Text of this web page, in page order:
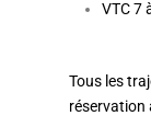
VTC 7
Tous les
réservation